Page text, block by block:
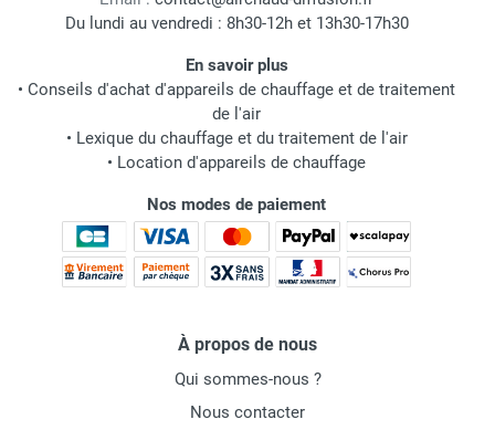
Du lundi au vendredi : 8h30-12h et 13h30-17h30
En savoir plus
• Conseils d'achat d'appareils de chauffage et de traitement
de l'air
• Lexique du chauffage et du traitement de l'air
• Location d'appareils de chauffage
Nos modes de paiement
À propos de nous
Qui sommes-nous ?
Nous contacter